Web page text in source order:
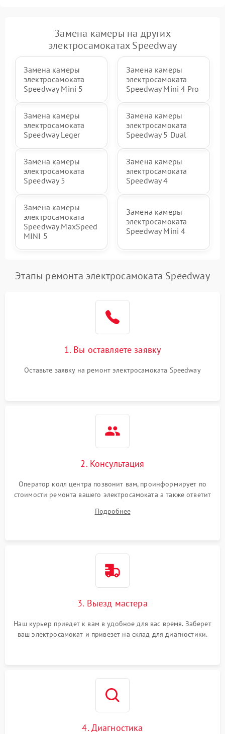
Замена камеры на других
электросамокатах Speedway
Замена камеры
электросамоката
Speedway Mini 5
Замена камеры
электросамоката
Speedway Mini 4 Pro
Замена камеры
электросамоката
Speedway Leger
Замена камеры
электросамоката
Speedway 5 Dual
Замена камеры
электросамоката
Speedway 5
Замена камеры
электросамоката
Speedway 4
Замена камеры
электросамоката
Speedway MaxSpeed
MINI 5
Замена камеры
электросамоката
Speedway Mini 4
Этапы ремонта электросамоката Speedway
1. Вы оставляете заявку
Оставьте заявку на ремонт электросамоката Speedway
2. Консультация
Оператор колл центра позвонит вам, проинформирует по
стоимости ремонта вашего электросамоката а также ответит
Подробнее
3. Выезд мастера
Наш курьер приедет к вам в удобное для вас время. Заберет
ваш электросамокат и привезет на склад для диагностики.
4. Диагностика